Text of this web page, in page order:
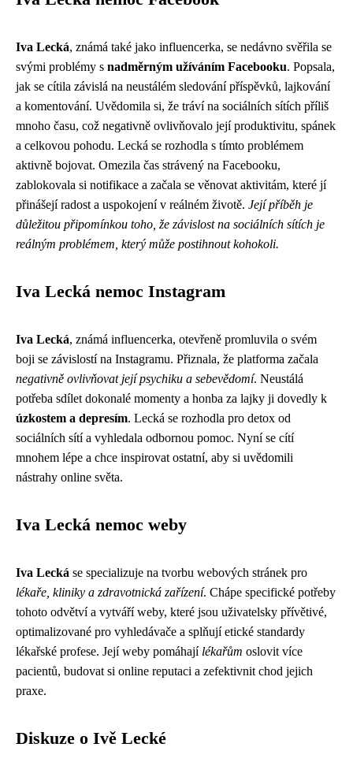
Iva Lecká, známá také jako influencerka, se nedávno svěřila se
svými problémy s nadměrným užíváním Facebooku. Popsala,
jak se cítila závislá na neustálém sledování příspěvků, lajkování
a komentování. Uvědomila si, že tráví na sociálních sítích příliš
mnoho času, což negativně ovlivňovalo její produktivitu, spánek
a celkovou pohodu. Lecká se rozhodla s tímto problémem
aktivně bojovat. Omezila čas strávený na Facebooku,
zablokovala si notifikace a začala se věnovat aktivitám, které jí
přinášejí radost a uspokojení v reálném životě. Její příběh je
důležitou připomínkou toho, že závislost na sociálních sítích je
reálným problémem, který může postihnout kohokoli.
Iva Lecká nemoc Instagram
Iva Lecká, známá influencerka, otevřeně promluvila o svém
boji se závislostí na Instagramu. Přiznala, že platforma začala
negativně ovlivňovat její psychiku a sebevědomí. Neustálá
potřeba sdílet dokonalé momenty a honba za lajky ji dovedly k
úzkostem a depresím. Lecká se rozhodla pro detox od
sociálních sítí a vyhledala odbornou pomoc. Nyní se cítí
mnohem lépe a chce inspirovat ostatní, aby si uvědomili
nástrahy online světa.
Iva Lecká nemoc weby
Iva Lecká se specializuje na tvorbu webových stránek pro
lékaře, kliniky a zdravotnická zařízení. Chápe specifické potřeby
tohoto odvětví a vytváří weby, které jsou uživatelsky přívětivé,
optimalizované pro vyhledávače a splňují etické standardy
lékařské profese. Její weby pomáhají lékařům oslovit více
pacientů, budovat si online reputaci a zefektivnit chod jejich
praxe.
Diskuze o Ivě Lecké